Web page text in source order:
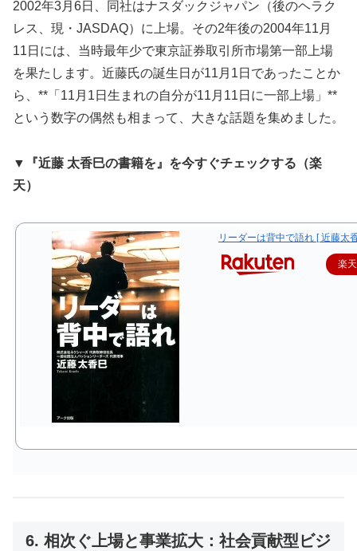
2002年3月6日、同社はナスダックジャパン（後のヘラク
レス、現・JASDAQ）に上場。その2年後の2004年11月
11日には、当時最年少で東京証券取引所市場第一部上場
を果たします。近藤氏の誕生日が11月1日であったことか
ら、**「11月1日生まれの自分が11月11日に一部上場」**
という数字の偶然も相まって、大きな話題を集めました。
▼『近藤 太香巳の書籍を』を今すぐチェックする（楽
天）
リーダーは背中で語れ [ 近藤太
楽
6. 相次ぐ上場と事業拡大：社会貢献型ビジ